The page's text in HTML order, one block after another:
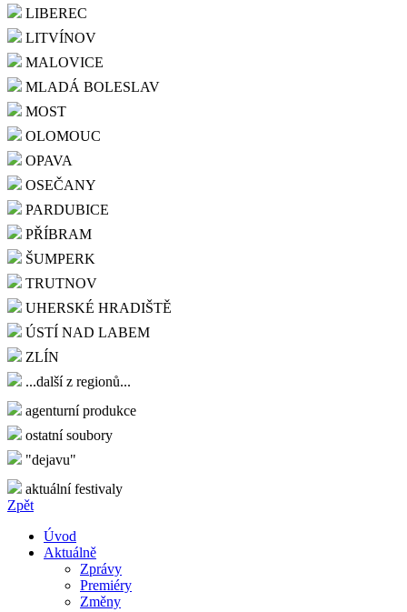
LIBEREC
LITVÍNOV
MALOVICE
MLADÁ BOLESLAV
MOST
OLOMOUC
OPAVA
OSEČANY
PARDUBICE
PŘÍBRAM
ŠUMPERK
TRUTNOV
UHERSKÉ HRADIŠTĚ
ÚSTÍ NAD LABEM
ZLÍN
...další z regionů...
agenturní produkce
ostatní soubory
"dejavu"
aktuální festivaly
Zpět
Úvod
Aktuálně
Zprávy
Premiéry
Změny